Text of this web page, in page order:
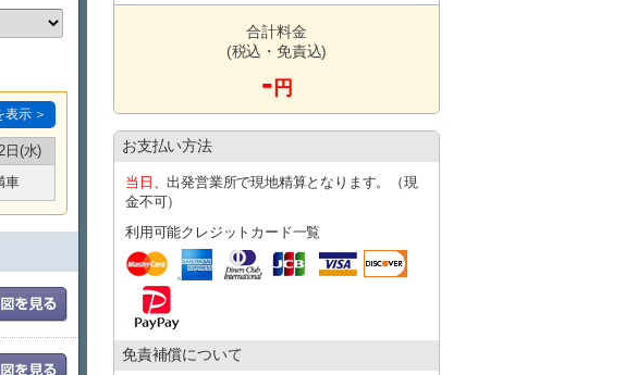
予約後は必ず公式LINEのご登録をお願いいたします。
ージでお送りください。
タル日時
て行います。
ご予約時の備考欄にその旨を必ず記載ください。
ます。
。
制・時間指定制です。
ご案内となります。
までにお願いいたします。
きかねます。（※飛行機遅延の場合は、必ず店舗にご連絡く
ご予約をお願いします。
期期間、悪天候などによりお迎え対応が難しい場合がござい
表示 ＞
日(水)
車
合計料金
(税込・免責込)
- 円
お支払い方法
当日 、出発営業所で現地精算となります。（現
金不可）
利用可能クレジットカード一覧
免責補償について